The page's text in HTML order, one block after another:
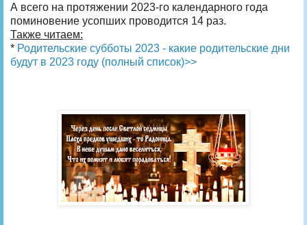
А всего на протяжении 2023-го календарного года
поминовение усопших проводится 14 раз.
Также читаем:
* Родительские субботы 2023 - какие родительские дни
будут в 2023 году (полный список)>>